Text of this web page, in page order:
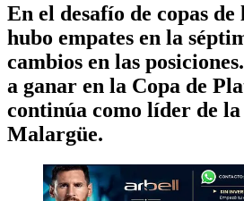
En el desafío de copas
hubo empates en la
cambios en las
a ganar en la Copa de
continúa como líder de
Malargüe.